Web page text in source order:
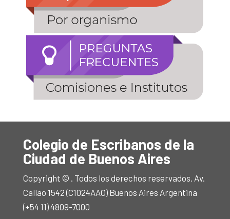
Colegio de Escribanos de la
Ciudad de Buenos Aires
Copyright © . Todos los derechos reservados. Av.
Callao 1542 (C1024AAO) Buenos Aires Argentina
(+54 11) 4809-7000